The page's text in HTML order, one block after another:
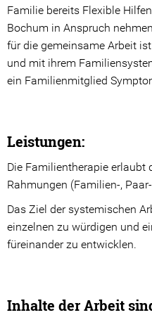
Ihre Spende hilft!
Spendenwege
Aktuelle Projekte
Kontakt
Lob & Kritik
Ansprechpartner
Kinder & Jugendliche
Familie bereits Flexible
Bochum in Anspruch
für die gemeinsame Arbeit
und mit ihrem
ein Familienmitglied
Leistungen:
Die Familientherapie erlaubt
Rahmungen (Familien-,
Das Ziel der systemischen
einzelnen zu würdigen und
füreinander zu entwicklen.
Inhalte der Arbeit